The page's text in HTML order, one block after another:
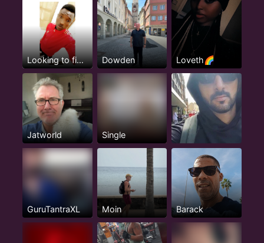
Looking to find love Dowden Loveth🌈
Jatworld Single
GuruTantraXL Moin Barack